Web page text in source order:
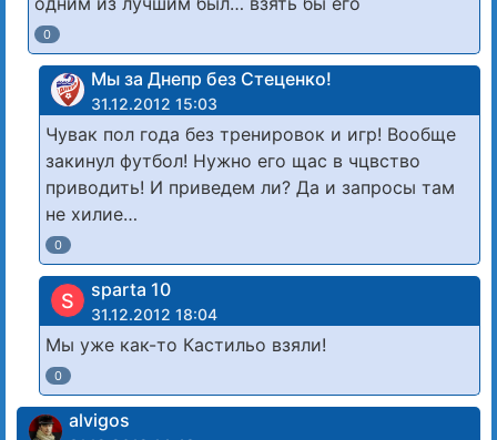
0
Мы за Днепр без Стеценко!
31.12.2012 15:03
Чувак пол года без тренировок и игр! Вообще
закинул футбол! Нужно его щас в чцвство
приводить! И приведем ли? Да и запросы там
не хилие…
0
S sparta 10
31.12.2012 18:04
Мы уже как-то Кастильо взяли!
0
alvigos